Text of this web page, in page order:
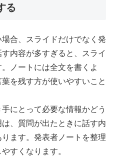
る
合、スライドだけでなく発
内容が多すぎると、スライ
ノートには全文を書くよ
を残す方が使いやすいこと
にとって必要な情報かどう
、質問が出たときに話す内
ます。発表者ノートを整理
すくなります。